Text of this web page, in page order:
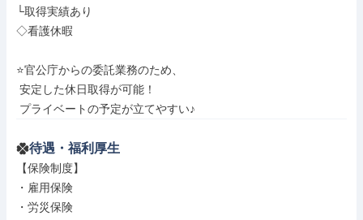
└取得実績あり
◇看護休暇
⭐官公庁からの委託業務のため、
プライベートの予定が立てやすい♪
待遇・福利厚生
【保険制度】
・雇用保険
・労災保険